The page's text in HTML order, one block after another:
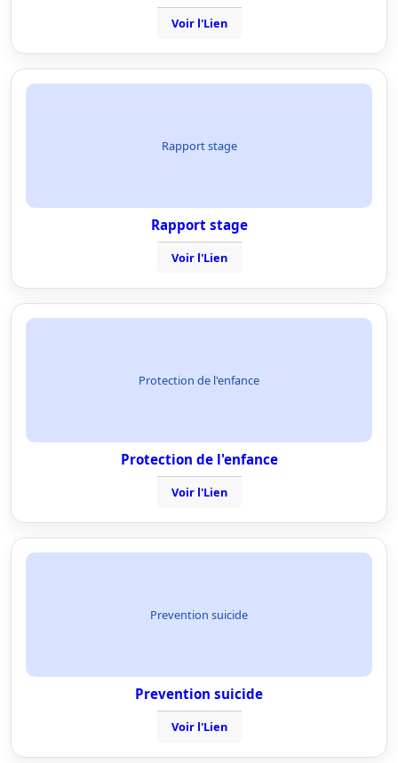
Voir l'Lien
Rapport stage
Rapport stage
Voir l'Lien
Protection de l'enfance
Protection de l'enfance
Voir l'Lien
Prevention suicide
Prevention suicide
Voir l'Lien